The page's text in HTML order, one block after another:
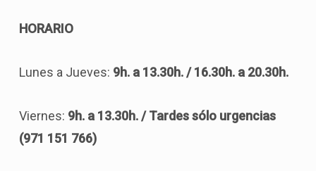
HORARIO
Lunes a Jueves: 9h. a 13.30h. / 16.30h. a 20.30h.
Viernes: 9h. a 13.30h. / Tardes sólo urgencias
(971 151 766)